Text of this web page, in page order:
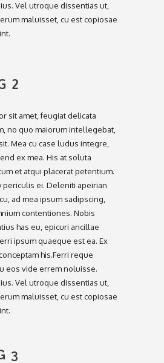
Vel utroque dissentias ut,
maluisset, cu est copiosae
2
sit amet, feugiat delicata
no quo maiorum intellegebat,
Mea cu case ludus integre,
ex mea. His at soluta
et atqui placerat petentium.
periculis ei. Deleniti apeirian
ad mea ipsum sadipscing,
contentiones. Nobis
has eu, epicuri ancillae
ipsum quaeque est ea. Ex
his.Ferri reque
eos vide errem noluisse.
Vel utroque dissentias ut,
maluisset, cu est copiosae
3